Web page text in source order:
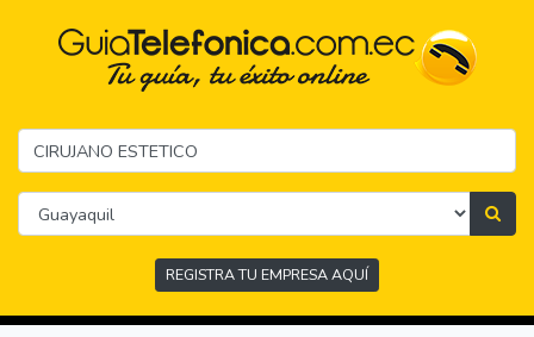
REGISTRA TU EMPRESA AQUÍ